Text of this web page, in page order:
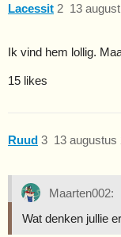
Lacessit 13
2
Ik vind hem lollig.
15 likes
Ruud 13 augustus
3
Maarten002:
Wat denken jullie